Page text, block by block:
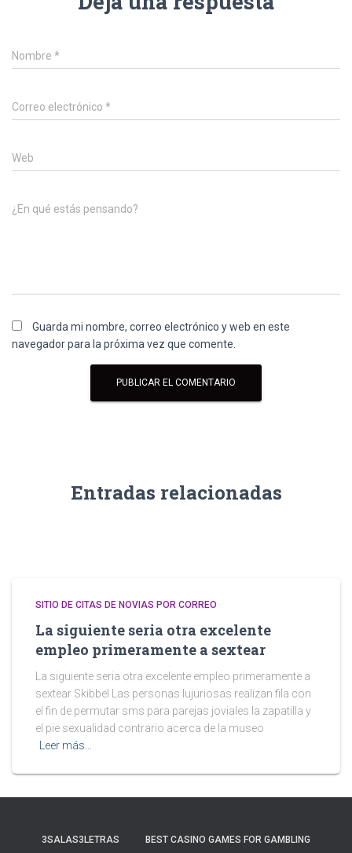
Nombre *
Correo electrónico *
Web
¿En qué estás pensando?
Guarda mi nombre, correo electrónico y web en este
navegador para la próxima vez que comente.
Entradas relacionadas
SITIO DE CITAS DE NOVIAS POR CORREO
La siguiente seria otra excelente
empleo primeramente a sextear
La siguiente seria otra excelente empleo primeramente a
sextear Skibbel Las personas lujuriosas realizan fila con
el fin de permutar sms para parejas joviales la zapatilla y
el pie sexualidad contrario acerca de la museo
Leer más…
3SALAS3LETRAS BEST CASINO GAMES FOR GAMBLING